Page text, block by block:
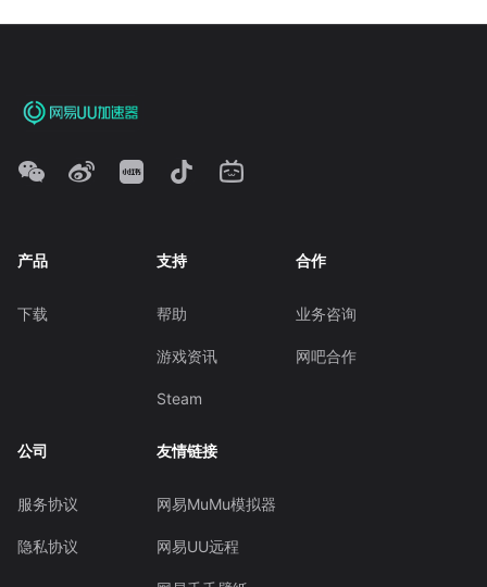
产品
下载
支持
帮助
游戏资讯
Steam
合作
业务咨询
网吧合作
公司
服务协议
隐私协议
友情链接
网易MuMu模拟器
网易UU远程